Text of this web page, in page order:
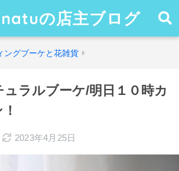
の店主ブログ
ングブーケと花雑貨
ラルブーケ/明日１０時カ
2023年4月25日